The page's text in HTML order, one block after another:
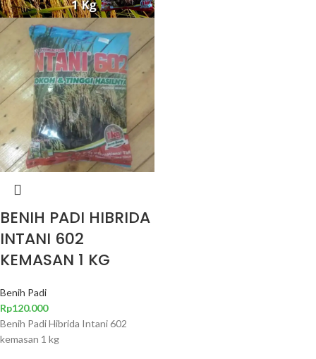
BENIH PADI HIBRIDA
INTANI 602
KEMASAN 1 KG
Benih Padi
Rp120.000
Benih Padi Hibrida Intani 602
kemasan 1 kg